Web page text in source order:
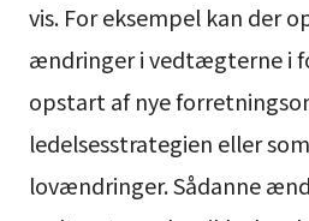
vis. For eksempel kan der
ændringer i vedtægterne i
opstart af nye
ledelsesstrategien eller
lovændringer. Sådanne